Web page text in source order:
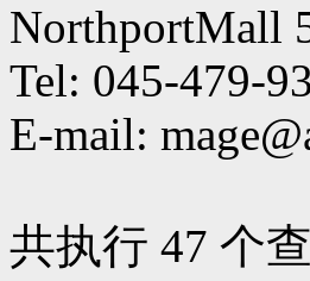
NorthportMall
Tel: 045-479-
E-mail:
共执行 47 个